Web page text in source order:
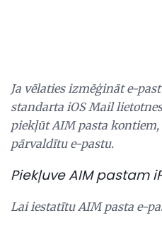
Ja vēlaties izmēģināt e-
standarta iOS Mail
piekļūt AIM pasta
pārvaldītu e-pastu.
Piekļuve AIM pastam
Lai iestatītu AIM pasta e-